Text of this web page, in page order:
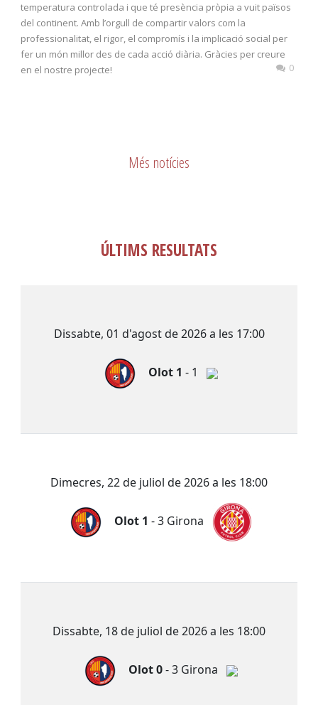
temperatura controlada i que té presència pròpia a vuit països
del continent. Amb l’orgull de compartir valors com la
professionalitat, el rigor, el compromís i la implicació social per
fer un món millor des de cada acció diària. Gràcies per creure
en el nostre projecte!
0
Més notícies
ÚLTIMS RESULTATS